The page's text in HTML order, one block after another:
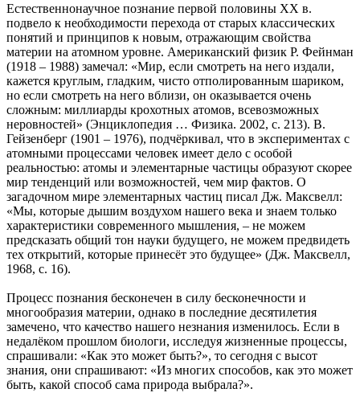
Естественнонаучное познание первой половины XX в.
подвело к необходимости перехода от старых классических
понятий и принципов к новым, отражающим свойства
материи на атомном уровне. Американский физик Р. Фейнман
(1918 – 1988) замечал: «Мир, если смотреть на него издали,
кажется круглым, гладким, чисто отполированным шариком,
но если смотреть на него вблизи, он оказывается очень
сложным: миллиарды крохотных атомов, всевозможных
неровностей» (Энциклопедия … Физика. 2002, с. 213). В.
Гейзенберг (1901 – 1976), подчёркивал, что в экспериментах с
атомными процессами человек имеет дело с особой
реальностью: атомы и элементарные частицы образуют скорее
мир тенденций или возможностей, чем мир фактов. О
загадочном мире элементарных частиц писал Дж. Максвелл:
«Мы, которые дышим воздухом нашего века и знаем только
характеристики современного мышления, – не можем
предсказать общий тон науки будущего, не можем предвидеть
тех открытий, которые принесёт это будущее» (Дж. Максвелл,
1968, с. 16).
Процесс познания бесконечен в силу бесконечности и
многообразия материи, однако в последние десятилетия
замечено, что качество нашего незнания изменилось. Если в
недалёком прошлом биологи, исследуя жизненные процессы,
спрашивали: «Как это может быть?», то сегодня с высот
знания, они спрашивают: «Из многих способов, как это может
быть, какой способ сама природа выбрала?».